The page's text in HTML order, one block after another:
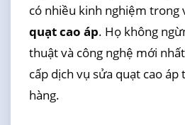
có nhiều kinh nghiệm trong
quạt cao áp. Họ không
thuật và công nghệ mới
cấp dịch vụ sửa quạt cao
hàng.